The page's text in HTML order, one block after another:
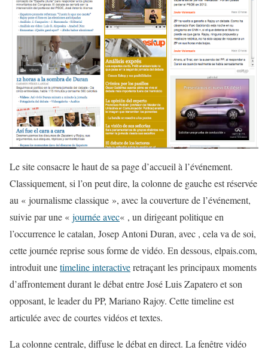
Le site consacre le haut de sa page d’accueil à l’événement.
Classiquement, si l’on peut dire, la colonne de gauche est réservée
au « journalisme classique », avec la couverture de l’événement,
suivie par une « journée avec« , un dirigeant politique en
l’occurrence le catalan, Josep Antoni Duran, avec , cela va de soi,
cette journée reprise sous forme de vidéo. En dessous, elpais.com,
introduit unetimeline interactiveretraçant les principaux moments
d’affrontement durant le débat entre José Luis Zapatero et son
opposant, le leader du PP, Mariano Rajoy. Cette timeline est
articulée avec de courtes vidéos et textes.
La colonne centrale, diffuse le débat en direct. La fenêtre vidéo